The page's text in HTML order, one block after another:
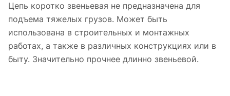
Цепь коротко звеньевая не предназначена для
подъема тяжелых грузов. Может быть
использована в строительных и монтажных
работах, а также в различных конструкциях или в
быту. Значительно прочнее длинно звеньевой.